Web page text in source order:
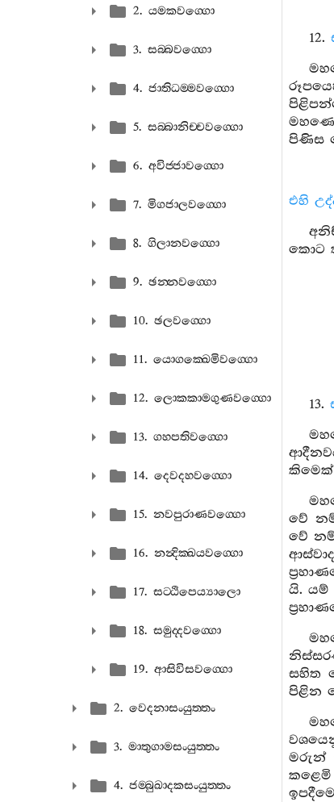
2. යමකවග‍්ගො
3. සබ‍්බවග‍්ගො
4. ජාතිධම‍්මවග‍්ගො
5. සබ‍්බානිච‍්චවග‍්ගො
6. අවිජ‍්ජාවග‍්ගො
7. මිගජාලවග‍්ගො
8. ගිලානවග‍්ගො
9. ඡන‍්නවග‍්ගො
10. ඡලවග‍්ගො
11. යොගක‍්ඛෙමිවග‍්ගො
12. ලොකකාමගුණවග‍්ගො
13. ගහපතිවග‍්ගො
14. දෙවදහවග‍්ගො
15. නවපුරාණවග‍්ගො
16. නන්‍දික‍්ඛයවග‍්ගො
17. සට‍්ඨිපෙය්‍යාලො
18. සමුද‍්දවග‍්ගො
19. ආසිවිසවග‍්ගො
2. වෙදනාසංයුත‍්තං
3. මාතුගාමසංයුත‍්තං
4. ජම‍්බුඛාදකසංයුත‍්තං
12.
පිණිස
එහි
කොට
13.
කිමෙක්
වේ
වේ
යි. යම්
සහිත
පිළින
මරුන්
කළෙමි